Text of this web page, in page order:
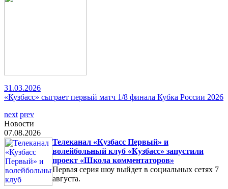
31.03.2026
«Кузбасс» сыграет первый матч 1/8 финала Кубка России 2026
next prev
Новости
07.08.2026
Телеканал «Кузбасс Первый» и
волейбольный клуб «Кузбасс» запустили
проект «Школа комментаторов»
Первая серия шоу выйдет в социальных сетях 7
августа.